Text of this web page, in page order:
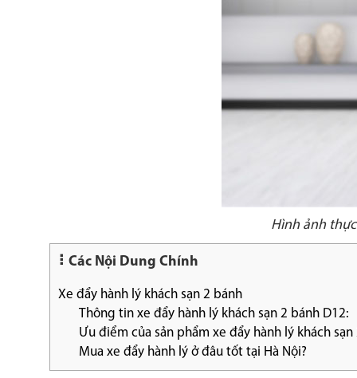
Hình ảnh
Các Nội Dung Chính
Xe đẩy hành lý khách sạn 2 bánh
Thông tin xe đẩy hành lý khách sạn 2 bánh D12:
Ưu điểm của sản phẩm xe đẩy hành lý khách sạn
Mua xe đẩy hành lý ở đâu tốt tại Hà Nội?